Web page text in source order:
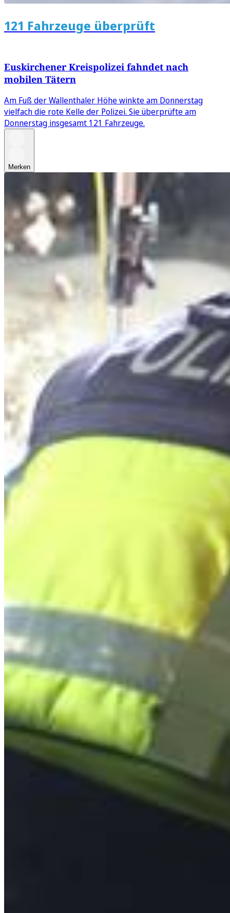
121 Fahrzeuge überprüft
Euskirchener Kreispolizei fahndet nach
mobilen Tätern
Am Fuß der Wallenthaler Höhe winkte am Donnerstag
vielfach die rote Kelle der Polizei. Sie überprüfte am
Donnerstag insgesamt 121 Fahrzeuge.
Merken